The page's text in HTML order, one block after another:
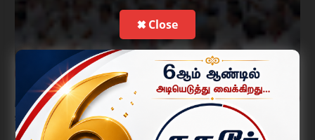
உதயநிதி ஸ்டாலின் கைது: பாலக்கோட்டில் திமுகவினர் சாலை மறியல்;
200-க்கும் மேற்பட்டோர் கைது.
✖ Close